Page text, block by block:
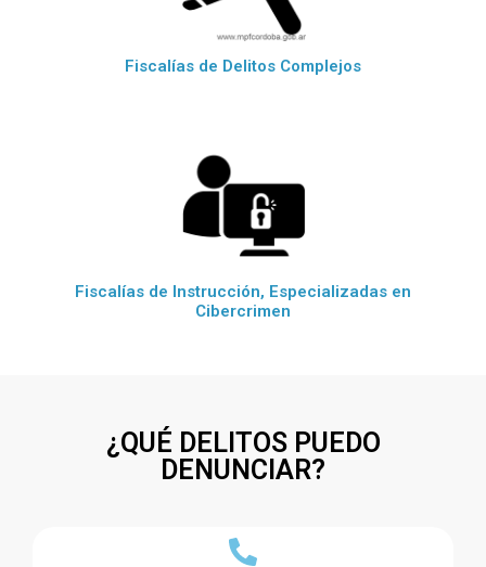
Fiscalías de Delitos Complejos
Fiscalías de Instrucción, Especializadas en
Cibercrimen
¿QUÉ DELITOS PUEDO
DENUNCIAR?